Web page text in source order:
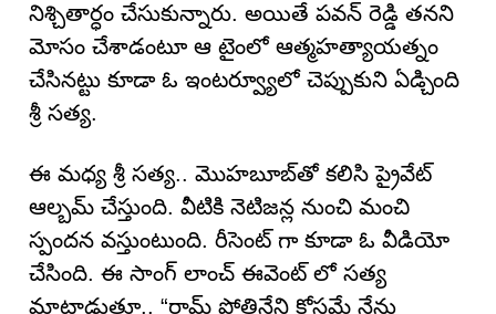
నిశ్చితార్ధం చేసుకున్నారు. అయితే పవన్ రెడ్డి తనని
మోసం చేశాడంటూ ఆ టైంలో ఆత్మహత్యాయత్నం
చేసినట్టు కూడా ఓ ఇంటర్వ్యూలో చెప్పుకుని ఏడ్చింది
శ్రీ సత్య.
ఈ మ‌ధ్య శ్రీ స‌త్య‌.. మొహబూబ్‌తో కలిసి ప్రైవేట్
ఆల్బమ్ చేస్తుంది. వీటికి నెటిజన్ల నుంచి మంచి
స్పందన వస్తుంటుంది. రీసెంట్ గా కూడా ఓ వీడియో
చేసింది. ఈ సాంగ్ లాంచ్ ఈవెంట్ లో సత్య
మాట్లాడుతూ.. “రామ్ పోతినేని కోసమే నేను